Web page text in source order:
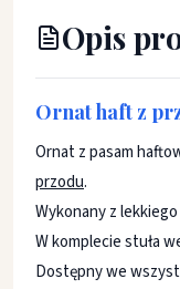
Opis
Ornat haft z
Ornat z pasam
przodu.
Wykonany z
W komplecie stuła
Dostępny we